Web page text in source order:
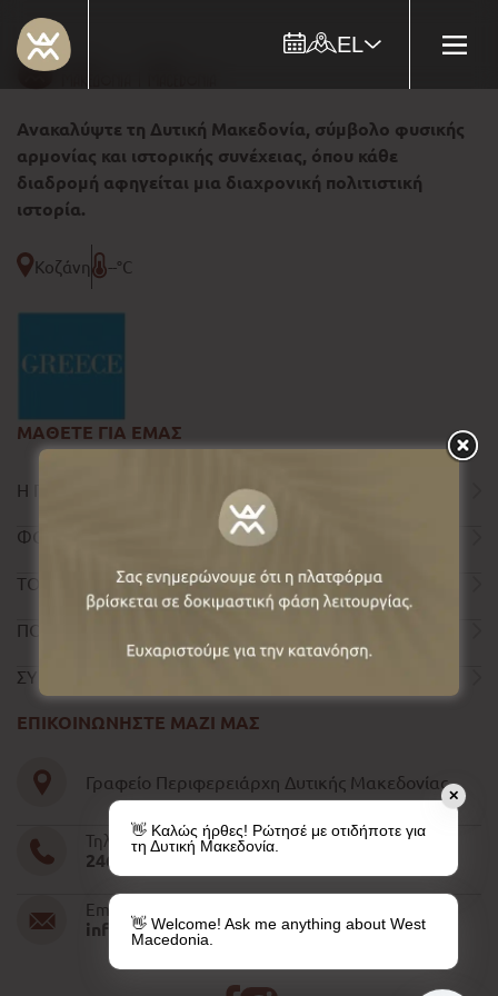
EL
Ανακαλύψτε τη Δυτική Μακεδονία, σύμβολο φυσικής
αρμονίας και ιστορικής συνέχειας, όπου κάθε
διαδρομή αφηγείται μια διαχρονική πολιτιστική
ιστορία.
Κοζάνη --°C
ΜΑΘΕΤΕ ΓΙΑ ΕΜΑΣ
Η ΠΕΡΙΦΕΡΕΙΑ
ΦΟΡΜΑ ΕΠΙΚΟΙΝΩΝΙΑΣ
ΤΟΥΡΙΣΤΙΚΟΣ ΟΔΗΓΟΣ
ΠΟΛΙΤΙΚΗ ΑΠΟΡΡΗΤΟΥ
ΣΥΝΤΕΛΕΣΤΕΣ
ΕΠΙΚΟΙΝΩΝΗΣΤΕ ΜΑΖΙ ΜΑΣ
Γραφείο Περιφερειάρχη Δυτικής Μακεδονίας
Τηλέφωνο
2461052610-11-15
Email
info@pdm.gov.gr
✕
👋 Καλώς ήρθες! Ρώτησέ με οτιδήποτε για
τη Δυτική Μακεδονία.
👋 Welcome! Ask me anything about West
Macedonia.